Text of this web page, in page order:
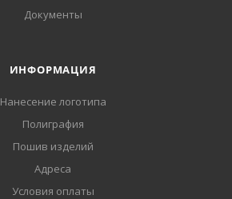
Документы
ИНФОРМАЦИЯ
Нанесение логотипа
Полиграфия
Пошив изделий
Адреса
Условия оплаты